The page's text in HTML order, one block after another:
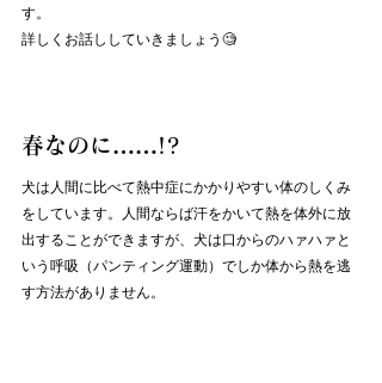
す。
詳しくお話ししていきましょう🧐
春なのに……!?
犬は人間に比べて熱中症にかかりやすい体のしくみ
をしています。人間ならば汗をかいて熱を体外に放
出することができますが、犬は口からのハァハァと
いう呼吸（パンティング運動）でしか体から熱を逃
す方法がありません。